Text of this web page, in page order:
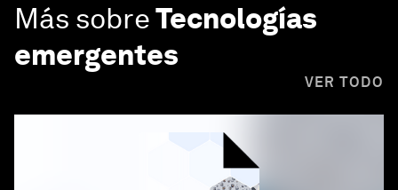
Más sobreTecnologías
emergentes
VER TODO